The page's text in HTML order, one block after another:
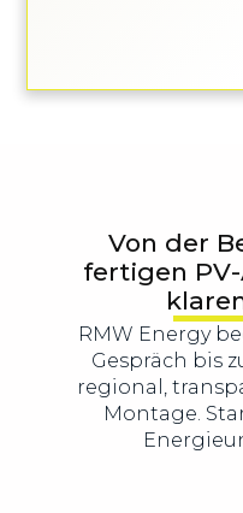
Von der
fertigen
RMW Energy
Gespräch bis
regional,
Montage.